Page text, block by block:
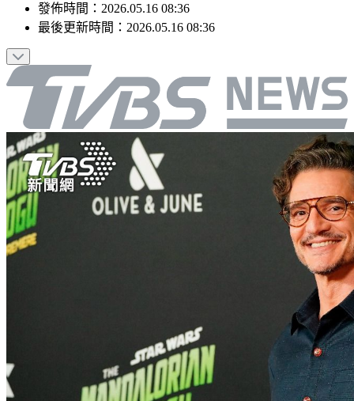
發佈時間： 2026.05.16 08:36
最後更新時間： 2026.05.16 08:36